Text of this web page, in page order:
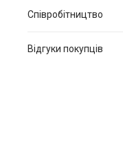
Співробітництво
Відгуки покупців